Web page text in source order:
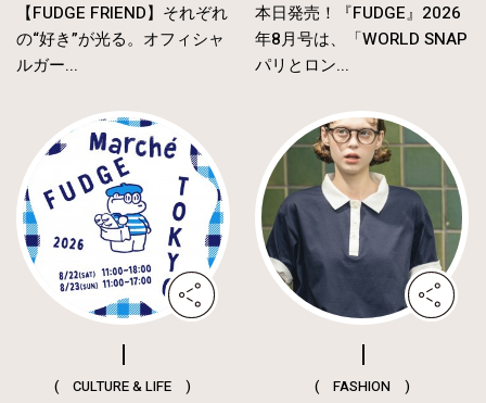
【FUDGE FRIEND】それぞれ
の“好き”が光る。オフィシャ
ルガー...
本日発売！『FUDGE』2026
年8月号は、「WORLD SNAP
パリとロン...
( CULTURE & LIFE ) ( FASHION )